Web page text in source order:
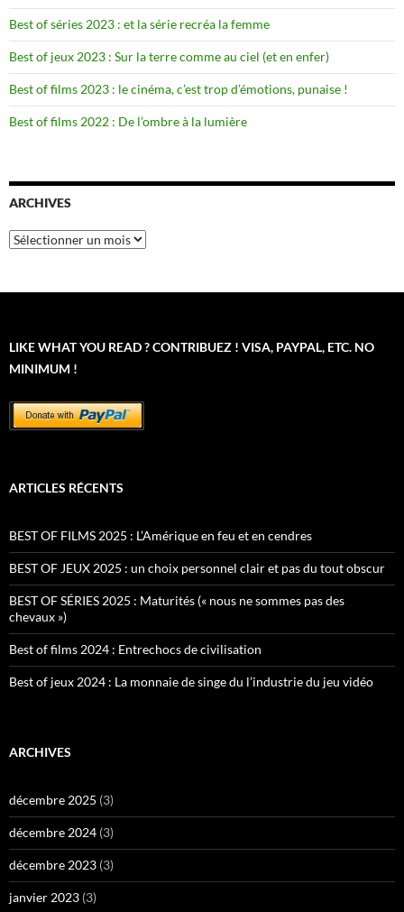
Best of séries 2023 : et la série recréa la femme
Best of jeux 2023 : Sur la terre comme au ciel (et en enfer)
Best of films 2023 : le cinéma, c’est trop d’émotions, punaise !
Best of films 2022 : De l’ombre à la lumière
ARCHIVES
Archives
LIKE WHAT YOU READ ? CONTRIBUEZ ! VISA, PAYPAL, ETC. NO
MINIMUM !
ARTICLES RÉCENTS
BEST OF FILMS 2025 : L’Amérique en feu et en cendres
BEST OF JEUX 2025 : un choix personnel clair et pas du tout obscur
BEST OF SÉRIES 2025 : Maturités (« nous ne sommes pas des
chevaux »)
Best of films 2024 : Entrechocs de civilisation
Best of jeux 2024 : La monnaie de singe du l’industrie du jeu vidéo
ARCHIVES
décembre 2025 (3)
décembre 2024 (3)
décembre 2023 (3)
janvier 2023 (3)